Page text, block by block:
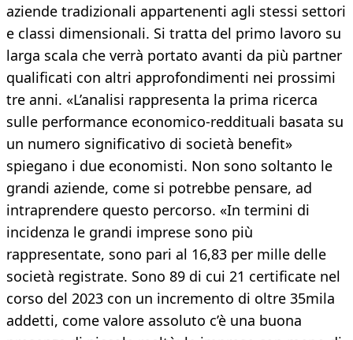
aziende tradizionali appartenenti agli stessi settori
e classi dimensionali. Si tratta del primo lavoro su
larga scala che verrà portato avanti da più partner
qualificati con altri approfondimenti nei prossimi
tre anni. «L’analisi rappresenta la prima ricerca
sulle performance economico-reddituali basata su
un numero significativo di società benefit»
spiegano i due economisti. Non sono soltanto le
grandi aziende, come si potrebbe pensare, ad
intraprendere questo percorso. «In termini di
incidenza le grandi imprese sono più
rappresentate, sono pari al 16,83 per mille delle
società registrate. Sono 89 di cui 21 certificate nel
corso del 2023 con un incremento di oltre 35mila
addetti, come valore assoluto c’è una buona